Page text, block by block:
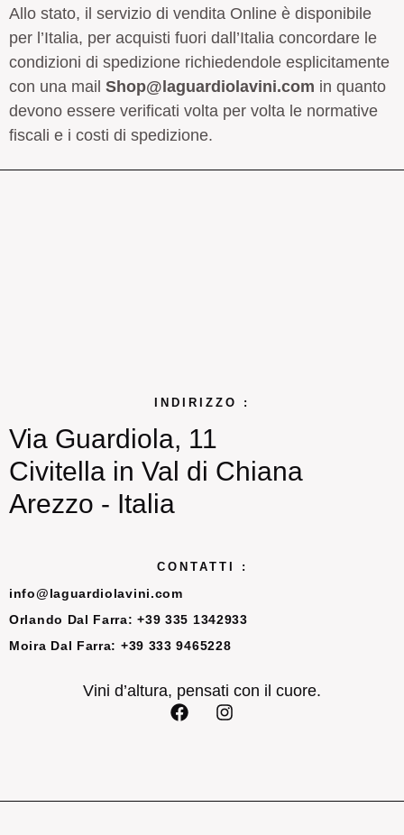
Allo stato, il servizio di vendita Online è disponibile
per l’Italia, per acquisti fuori dall’Italia concordare le
condizioni di spedizione richiedendole esplicitamente
con una mail Shop@laguardiolavini.com in quanto
devono essere verificati volta per volta le normative
fiscali e i costi di spedizione.
INDIRIZZO :
Via Guardiola, 11
Civitella in Val di Chiana
Arezzo - Italia
CONTATTI :
info@laguardiolavini.com
Orlando Dal Farra: +39 335 1342933
Moira Dal Farra: +39 333 9465228
Vini d’altura, pensati con il cuore.